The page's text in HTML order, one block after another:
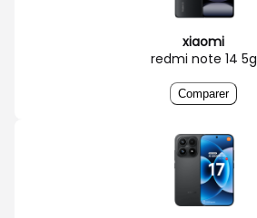
xiaomi
redmi note 14 5g
Comparer